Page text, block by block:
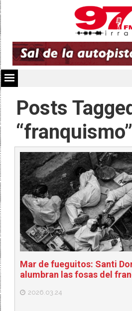
Posts
“franquismo”
Mar de fueguitos: Santi
alumbran las fosas del
2026.03.24